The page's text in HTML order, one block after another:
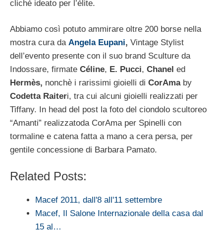
cliché ideato per l’élite.
Abbiamo così potuto ammirare oltre 200 borse nella
mostra cura da Angela Eupani, Vintage Stylist
dell’evento presente con il suo brand Sculture da
Indossare, firmate Céline, E. Pucci, Chanel ed
Hermès, nonchè i rarissimi gioielli di CorAmaby
Codetta Raiteri, tra cui alcuni gioielli realizzati per
Tiffany. In head del post la foto del ciondolo scultoreo
“Amanti” realizzatoda CorAma per Spinelli con
tormaline e catena fatta a mano a cera persa, per
gentile concessione di Barbara Pamato.
Related Posts:
Macef 2011, dall'8 all'11 settembre
Macef, Il Salone Internazionale della casa dal
15 al…